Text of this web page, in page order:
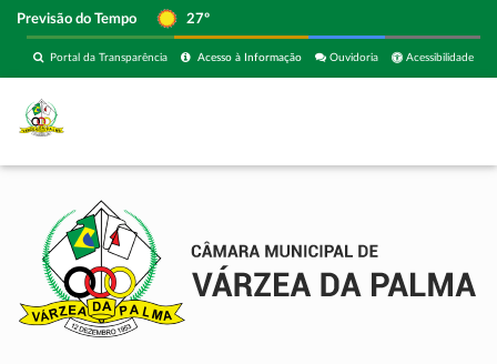
Previsão do Tempo 27º
Acessibilidade
Ouvidoria
Acesso à Informação
Portal da Transparência